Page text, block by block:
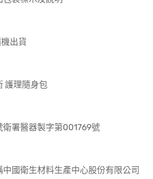
出貨
護理隨身包
署醫器製字第001769號
國衛生材料生產中心股份有限公司